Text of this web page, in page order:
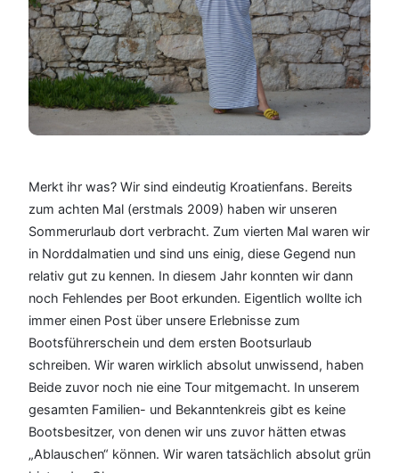
Merkt ihr was? Wir sind eindeutig Kroatienfans. Bereits
zum achten Mal (erstmals 2009) haben wir unseren
Sommerurlaub dort verbracht. Zum vierten Mal waren wir
in Norddalmatien und sind uns einig, diese Gegend nun
relativ gut zu kennen. In diesem Jahr konnten wir dann
noch Fehlendes per Boot erkunden. Eigentlich wollte ich
immer einen Post über unsere Erlebnisse zum
Bootsführerschein und dem ersten Bootsurlaub
schreiben. Wir waren wirklich absolut unwissend, haben
Beide zuvor noch nie eine Tour mitgemacht. In unserem
gesamten Familien- und Bekanntenkreis gibt es keine
Bootsbesitzer, von denen wir uns zuvor hätten etwas
„Ablauschen“ können. Wir waren tatsächlich absolut grün